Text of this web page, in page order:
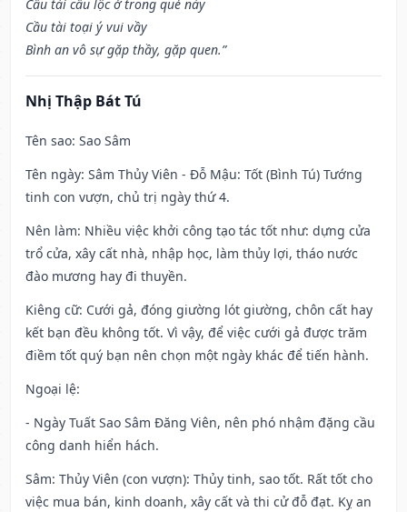
Cầu tài cầu lộc ở trong quẻ này
Cầu tài toại ý vui vầy
Bình an vô sự gặp thầy, gặp quen.”
Nhị Thập Bát Tú
Tên sao: Sao Sâm
Tên ngày: Sâm Thủy Viên - Đỗ Mậu: Tốt (Bình Tú) Tướng
tinh con vượn, chủ trị ngày thứ 4.
Nên làm: Nhiều việc khởi công tạo tác tốt như: dựng cửa
trổ cửa, xây cất nhà, nhập học, làm thủy lợi, tháo nước
đào mương hay đi thuyền.
Kiêng cữ: Cưới gả, đóng giường lót giường, chôn cất hay
kết bạn đều không tốt. Vì vậy, để việc cưới gả được trăm
điềm tốt quý bạn nên chọn một ngày khác để tiến hành.
Ngoại lệ:
- Ngày Tuất Sao Sâm Đăng Viên, nên phó nhậm đặng cầu
công danh hiển hách.
Sâm: Thủy Viên (con vượn): Thủy tinh, sao tốt. Rất tốt cho
việc mua bán, kinh doanh, xây cất và thi cử đỗ đạt. Kỵ an